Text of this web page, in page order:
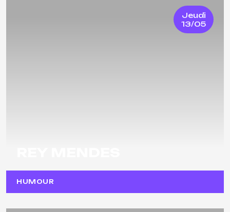
Jeudi
13/05
HUMOUR